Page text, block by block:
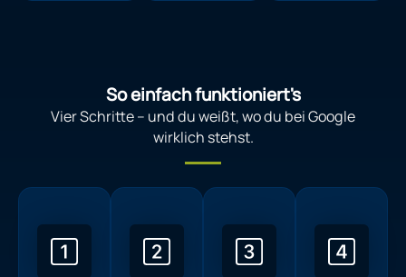
So einfach funktioniert's
Vier Schritte – und du weißt, wo du bei Google
wirklich stehst.